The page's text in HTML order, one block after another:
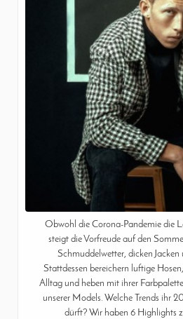
Obwohl die Corona-Pandemie die
steigt die Vorfreude auf den
Schmuddelwetter, dicken
Stattdessen bereichern luftige
Alltag und heben mit ihrer
unserer Models. Welche Trends ihr
dürft? Wir haben 6 Highlights